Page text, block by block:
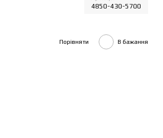
4850-430-5700
Порівняти В бажання